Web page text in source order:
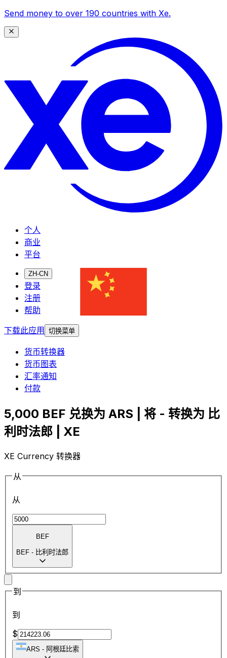
Send money to over 190 countries with Xe.
个人
商业
平台
ZH-CN
登录
注册
帮助
下载此应用
切换菜单
货币转换器
货币图表
汇率通知
付款
5,000 BEF 兑换为 ARS | 将 - 转换为 比
利时法郎 | XE
XE Currency 转换器
从
从
BEF
BEF - 比利时法郎
到
到
$
ARS - 阿根廷比索